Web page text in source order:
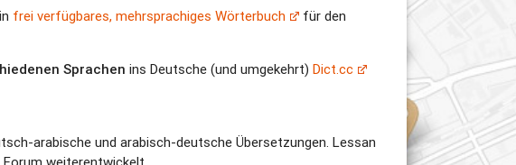
frei verfügbares, mehrsprachiges Wörterbuch
für den
Sprachen ins Deutsche (und umgekehrt)Dict.cc
arabische und arabisch-deutsche Übersetzungen. Lessan